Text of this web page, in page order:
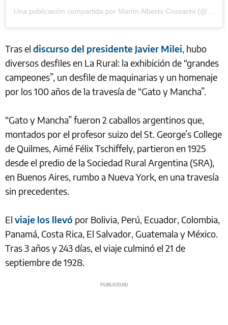
Tras el discurso del presidente Javier Milei, hubo
diversos desfiles en La Rural: la exhibición de “grandes
campeones”, un desfile de maquinarias y un homenaje
por los 100 años de la travesía de “Gato y Mancha”.
“Gato y Mancha” fueron 2 caballos argentinos que,
montados por el profesor suizo del St. George’s College
de Quilmes, Aimé Félix Tschiffely, partieron en 1925
desde el predio de la Sociedad Rural Argentina (SRA),
en Buenos Aires, rumbo a Nueva York, en una travesía
sin precedentes.
El viaje los llevó por Bolivia, Perú, Ecuador, Colombia,
Panamá, Costa Rica, El Salvador, Guatemala y México.
Tras 3 años y 243 días, el viaje culminó el 21 de
septiembre de 1928.